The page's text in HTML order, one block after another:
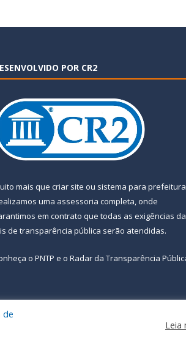
POR CR2
mais que criar site ou sistema para
uma assessoria completa, onde
em contrato que todas as exigências
de transparência pública serão atendidas.
o PNTP e o Radar da Transparência
Acessar
de
Leia